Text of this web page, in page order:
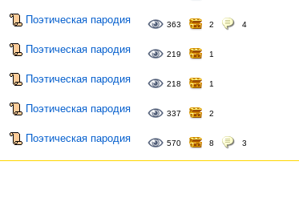
Поэтическая пародия 363 2 4
Поэтическая пародия 219 1
Поэтическая пародия 218 1
Поэтическая пародия 337 2
Поэтическая пародия 570 8 3